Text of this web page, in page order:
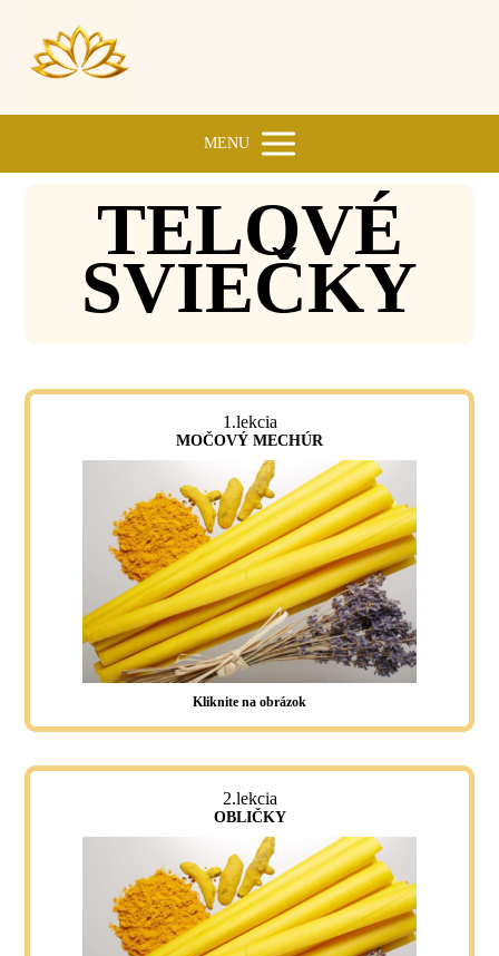
MENU
TELOVÉ
SVIEČKY
1.lekcia
MOČOVÝ MECHÚR
Kliknite na obrázok
2.lekcia
OBLIČKY